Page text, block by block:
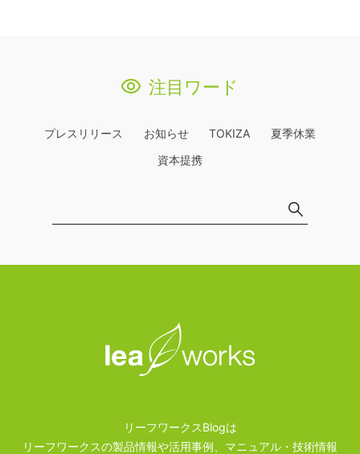
注目ワード
プレスリリース お知らせ TOKIZA
夏季休業
資本提携
リーフワークスBlogは
リーフワークスの製品情報や活用事例、マニュアル・技術情報